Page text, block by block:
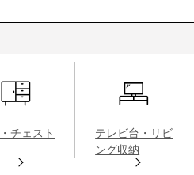
チェスト
テレビ台・リビ
ング収納